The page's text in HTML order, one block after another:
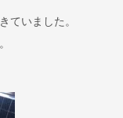
ていました。